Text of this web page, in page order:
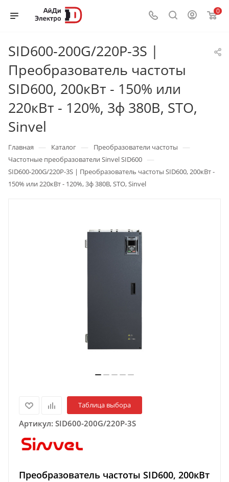
0
SID600-200G/220P-3S |
Преобразователь частоты
SID600, 200кВт - 150% или
220кВт - 120%, 3ф 380В, STO,
Sinvel
Главная — Каталог — Преобразователи частоты —
Частотные преобразователи Sinvel SID600 —
SID600-200G/220P-3S | Преобразователь частоты SID600, 200кВт -
150% или 220кВт - 120%, 3ф 380В, STO, Sinvel
Таблица выбора
Артикул: SID600-200G/220P-3S
Преобразователь частоты SID600, 200кВт